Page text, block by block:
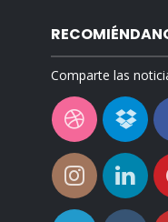
Comparte las